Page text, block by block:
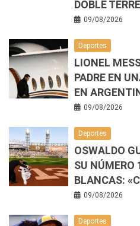
DOBLE
09/08/2026
Deportes
LIONEL
PADRE EN
EN
09/08/2026
Deportes
OSWALDO
SU NÚMERO
BLANCAS:
09/08/2026
Deportes